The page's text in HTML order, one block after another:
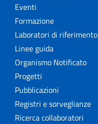
Eventi
Formazione
Laboratori di riferimento
Linee guida
Organismo Notificato
Progetti
Pubblicazioni
Registri e sorveglianze
Ricerca collaboratori